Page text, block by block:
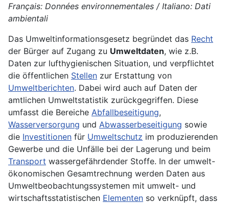
Français: Données environnementales / Italiano: Dati
ambientali
Das Umweltinformationsgesetz begründet das Recht
der Bürger auf Zugang zu Umweltdaten, wie z.B.
Daten zur lufthygienischen Situation, und verpflichtet
die öffentlichen Stellen zur Erstattung von
Umweltberichten. Dabei wird auch auf Daten der
amtlichen Umweltstatistik zurückgegriffen. Diese
umfasst die Bereiche Abfallbeseitigung,
Wasserversorgung und Abwasserbeseitigung sowie
die Investitionen für Umweltschutz im produzierenden
Gewerbe und die Unfälle bei der Lagerung und beim
Transport wassergefährdender Stoffe. In der umwelt-
ökonomischen Gesamtrechnung werden Daten aus
Umweltbeobachtungssystemen mit umwelt- und
wirtschaftsstatistischen Elementen so verknüpft, dass